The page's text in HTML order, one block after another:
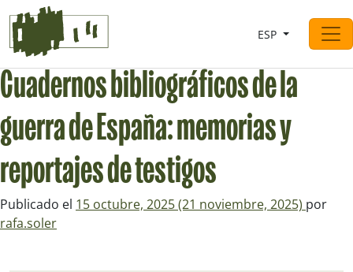
Saltar al contingut
Navegación principal
ESP
Cuadernos bibliográficos de la
guerra de España: memorias y
reportajes de testigos
Publicado el 15 octubre, 2025(21 noviembre, 2025) por
rafa.soler